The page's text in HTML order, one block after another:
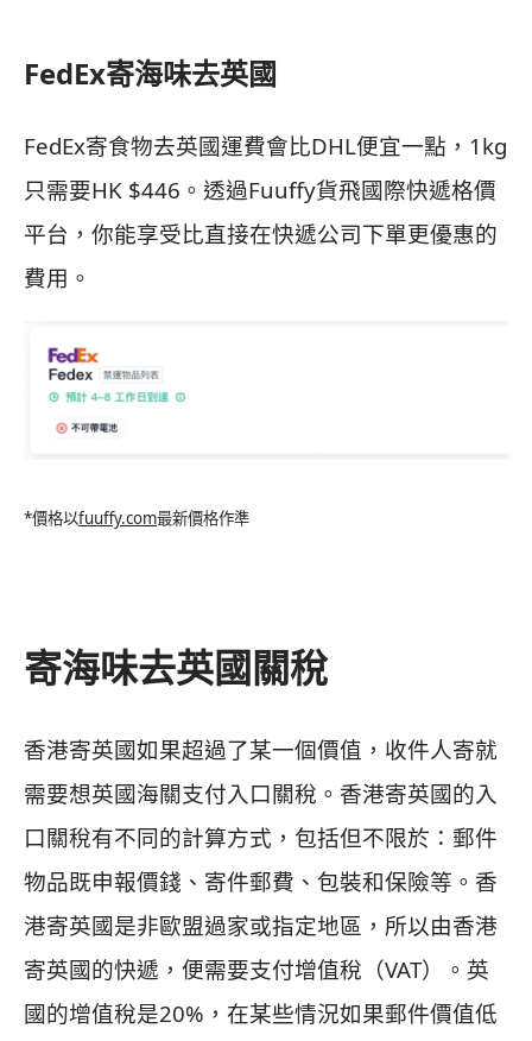
FedEx寄海味去英國
FedEx寄食物去英國運費會比DHL便宜一點，1kg
只需要HK $446。透過Fuuffy貨飛國際快遞格價
平台，你能享受比直接在快遞公司下單更優惠的
費用。
*價格以fuuffy.com最新價格作準
寄海味去英國關稅
香港寄英國如果超過了某一個價值，收件人寄就
需要想英國海關支付入口關稅。香港寄英國的入
口關稅有不同的計算方式，包括但不限於：郵件
物品既申報價錢、寄件郵費、包裝和保險等。香
港寄英國是非歐盟過家或指定地區，所以由香港
寄英國的快遞，便需要支付增值稅（VAT）。英
國的增值稅是20%，在某些情況如果郵件價值低